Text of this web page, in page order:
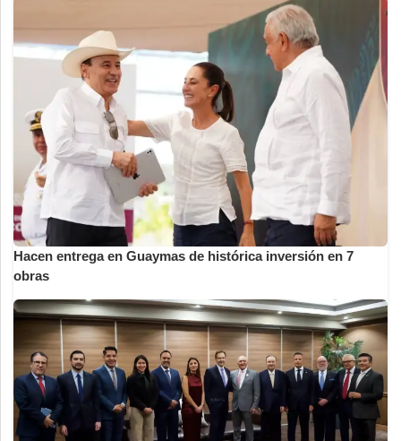
Hacen entrega en Guaymas de histórica inversión en 7
obras